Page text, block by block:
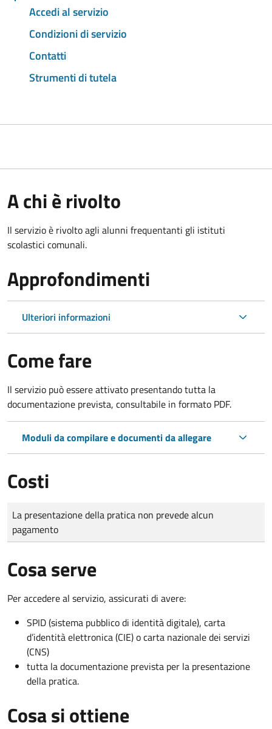
Accedi al servizio
Condizioni di servizio
Contatti
Strumenti di tutela
A chi è rivolto
Il servizio è rivolto agli alunni frequentanti gli istituti
scolastici comunali.
Approfondimenti
Ulteriori informazioni
Come fare
Il servizio può essere attivato presentando tutta la
documentazione prevista, consultabile in formato PDF.
Moduli da compilare e documenti da allegare
Costi
Tipo di pagamento
Importo
La presentazione della pratica non prevede alcun
pagamento
Cosa serve
Per accedere al servizio, assicurati di avere:
SPID (sistema pubblico di identità digitale), carta
d’identità elettronica (CIE) o carta nazionale dei servizi
(CNS)
tutta la documentazione prevista per la presentazione
della pratica.
Cosa si ottiene